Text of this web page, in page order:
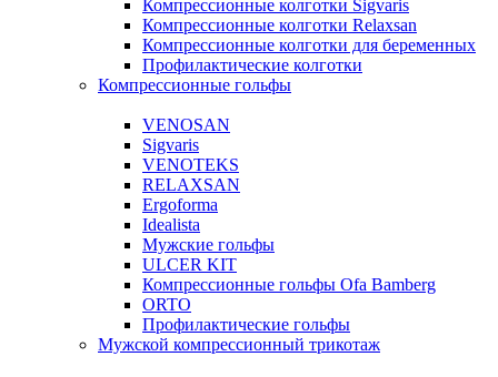
Компрессионные колготки Sigvaris
Компрессионные колготки Relaxsan
Компрессионные колготки для беременных
Профилактические колготки
Компрессионные гольфы
VENOSAN
Sigvaris
VENOTEKS
RELAXSAN
Ergoforma
Idealista
Мужские гольфы
ULCER KIT
Компрессионные гольфы Ofa Bamberg
ORTO
Профилактические гольфы
Мужской компрессионный трикотаж